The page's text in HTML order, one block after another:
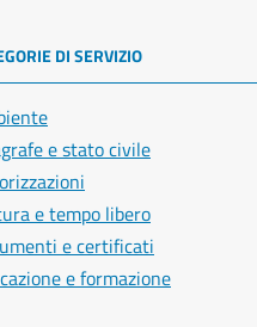
DI SERVIZIO
e stato civile
e tempo libero
e certificati
e formazione